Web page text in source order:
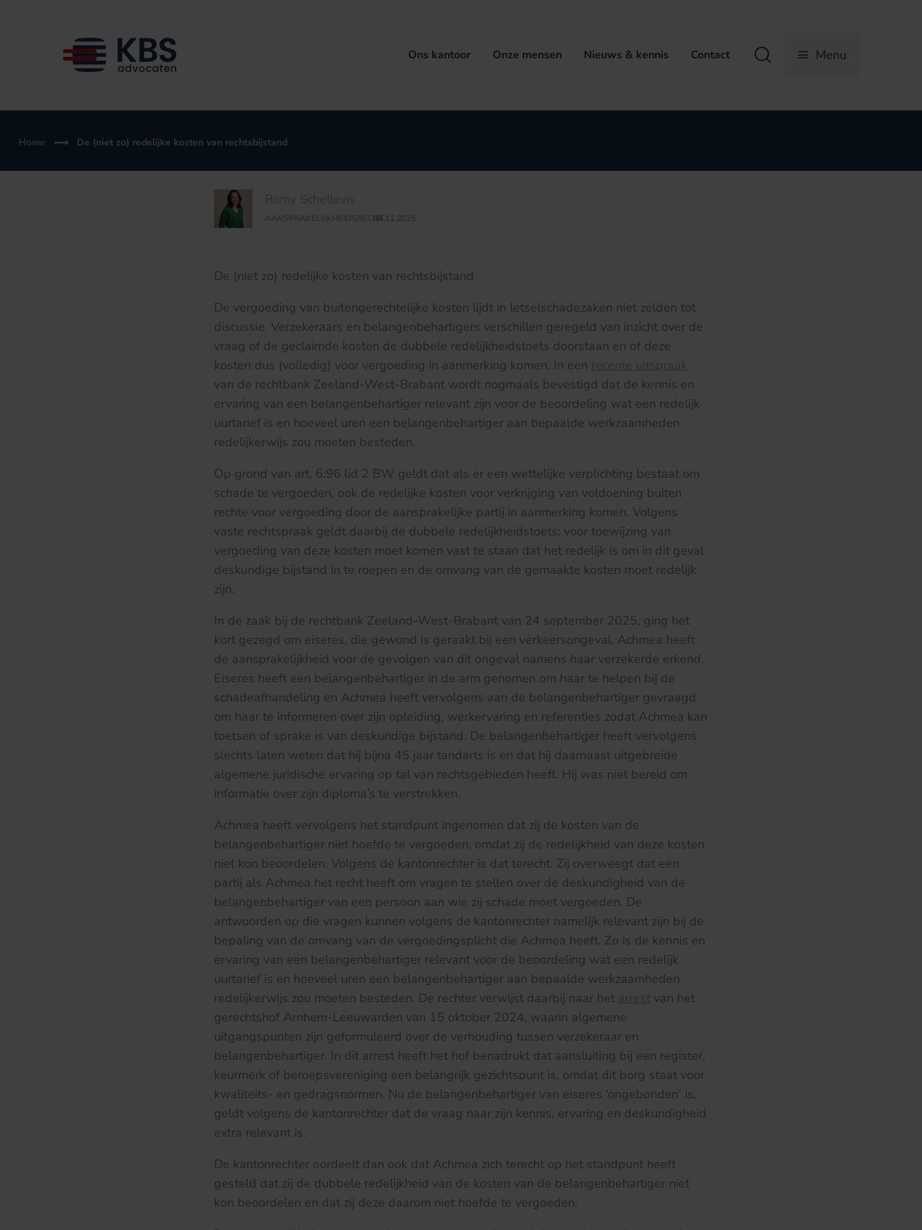
Ons kantoor Onze mensen Nieuws & kennis Contact Zoeken Menu
Home De (niet zo) redelijke kosten van rechtsbijstand
Romy Schellevis
AANSPRAKELIJKHEIDSRECHT
/
04.11.2025
De (niet zo) redelijke kosten van rechtsbijstand
De vergoeding van buitengerechtelijke kosten lijdt in letselschadezaken niet zelden tot
discussie. Verzekeraars en belangenbehartigers verschillen geregeld van inzicht over de
vraag of de geclaimde kosten de dubbele redelijkheidstoets doorstaan en of deze
kosten dus (volledig) voor vergoeding in aanmerking komen. In een recente uitspraak
van de rechtbank Zeeland-West-Brabant wordt nogmaals bevestigd dat de kennis en
ervaring van een belangenbehartiger relevant zijn voor de beoordeling wat een redelijk
uurtarief is en hoeveel uren een belangenbehartiger aan bepaalde werkzaamheden
redelijkerwijs zou moeten besteden.
Op grond van art. 6:96 lid 2 BW geldt dat als er een wettelijke verplichting bestaat om
schade te vergoeden, ook de redelijke kosten voor verkrijging van voldoening buiten
rechte voor vergoeding door de aansprakelijke partij in aanmerking komen. Volgens
vaste rechtspraak geldt daarbij de dubbele redelijkheidstoets: voor toewijzing van
vergoeding van deze kosten moet komen vast te staan dat het redelijk is om in dit geval
deskundige bijstand in te roepen en de omvang van de gemaakte kosten moet redelijk
zijn.
In de zaak bij de rechtbank Zeeland-West-Brabant van 24 september 2025, ging het
kort gezegd om eiseres, die gewond is geraakt bij een verkeersongeval. Achmea heeft
de aansprakelijkheid voor de gevolgen van dit ongeval namens haar verzekerde erkend.
Eiseres heeft een belangenbehartiger in de arm genomen om haar te helpen bij de
schadeafhandeling en Achmea heeft vervolgens aan de belangenbehartiger gevraagd
om haar te informeren over zijn opleiding, werkervaring en referenties zodat Achmea kan
toetsen of sprake is van deskundige bijstand. De belangenbehartiger heeft vervolgens
slechts laten weten dat hij bijna 45 jaar tandarts is en dat hij daarnaast uitgebreide
algemene juridische ervaring op tal van rechtsgebieden heeft. Hij was niet bereid om
informatie over zijn diploma’s te verstrekken.
Achmea heeft vervolgens het standpunt ingenomen dat zij de kosten van de
belangenbehartiger niet hoefde te vergoeden, omdat zij de redelijkheid van deze kosten
niet kon beoordelen. Volgens de kantonrechter is dat terecht. Zij overweegt dat een
partij als Achmea het recht heeft om vragen te stellen over de deskundigheid van de
belangenbehartiger van een persoon aan wie zij schade moet vergoeden. De
antwoorden op die vragen kunnen volgens de kantonrechter namelijk relevant zijn bij de
bepaling van de omvang van de vergoedingsplicht die Achmea heeft. Zo is de kennis en
ervaring van een belangenbehartiger relevant voor de beoordeling wat een redelijk
uurtarief is en hoeveel uren een belangenbehartiger aan bepaalde werkzaamheden
redelijkerwijs zou moeten besteden. De rechter verwijst daarbij naar het arrest van het
gerechtshof Arnhem-Leeuwarden van 15 oktober 2024, waarin algemene
uitgangspunten zijn geformuleerd over de verhouding tussen verzekeraar en
belangenbehartiger. In dit arrest heeft het hof benadrukt dat aansluiting bij een register,
keurmerk of beroepsvereniging een belangrijk gezichtspunt is, omdat dit borg staat voor
kwaliteits- en gedragsnormen. Nu de belangenbehartiger van eiseres ‘ongebonden’ is,
geldt volgens de kantonrechter dat de vraag naar zijn kennis, ervaring en deskundigheid
extra relevant is.
De kantonrechter oordeelt dan ook dat Achmea zich terecht op het standpunt heeft
gesteld dat zij de dubbele redelijkheid van de kosten van de belangenbehartiger niet
kon beoordelen en dat zij deze daarom niet hoefde te vergoeden.